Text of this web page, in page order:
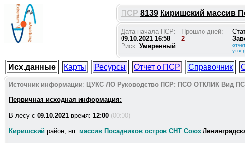
ПСР 8139 Киришский массив
Дата начала ПСР:
09.10.2021 16:58
Риск: Умеренный
Прошло дней:
2
Исх.данные Карты Ресурсы Отчет о ПСР Справочник
Источник информации: ЦУКС ЛО Руководство ПСР: ПСО ОТКЛИК Вид
Первичная исходная информация:
В лесу c 09.10.2021 время: 12:00 (00:00)
Киришский район, нп: массив Посадников остров СНТ Союз